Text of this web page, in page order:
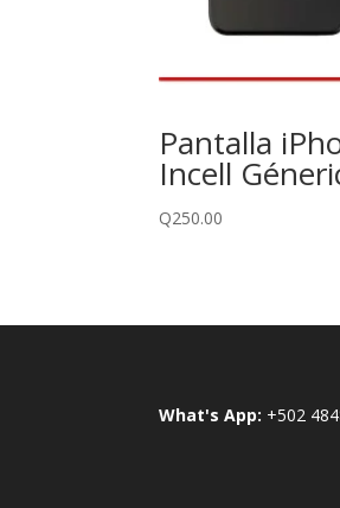
Pantalla
Incell
Q250.00
What's App: +502